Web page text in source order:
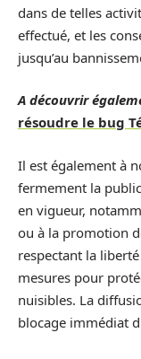
dans de telles
effectué, et les
jusqu’au
A découvrir
résoudre le bug
Il est également à
fermement la
en vigueur,
ou à la promotion
respectant la
mesures pour
nuisibles. La
blocage immédiat